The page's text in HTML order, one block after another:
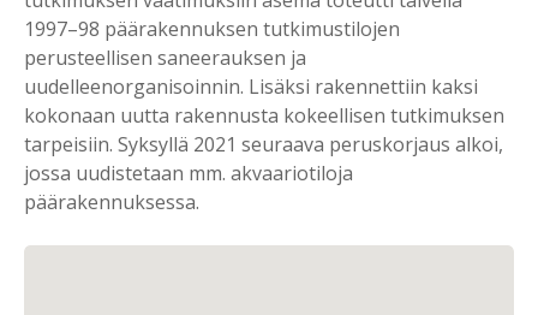
1997–98 päärakennuksen tutkimustilojen
perusteellisen saneerauksen ja
uudelleenorganisoinnin. Lisäksi rakennettiin kaksi
kokonaan uutta rakennusta kokeellisen tutkimuksen
tarpeisiin. Syksyllä 2021 seuraava peruskorjaus alkoi,
jossa uudistetaan mm. akvaariotiloja
päärakennuksessa.